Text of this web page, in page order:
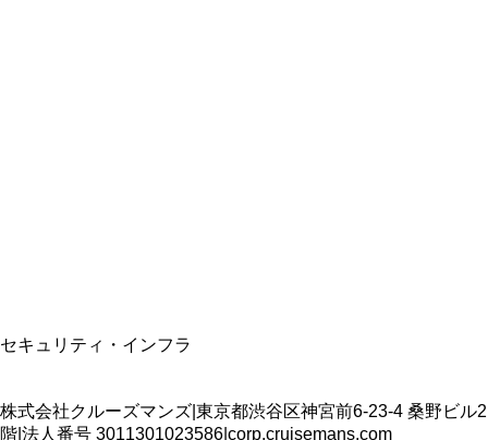
セキュリティ・インフラ
株式会社クルーズマンズ 東京都渋谷区神宮前6-23-4 桑野ビル2
階 法人番号 3011301023586 corp.cruisemans.com